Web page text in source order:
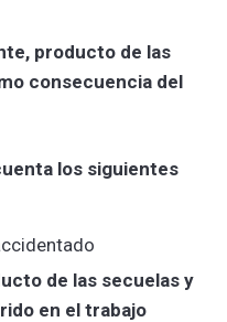
producto de las
consecuencia del
los siguientes
de las secuelas y
en el trabajo